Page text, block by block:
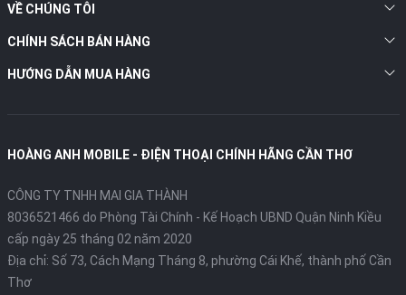
VỀ CHÚNG TÔI
CHÍNH SÁCH BÁN HÀNG
HƯỚNG DẪN MUA HÀNG
HOÀNG ANH MOBILE - ĐIỆN THOẠI CHÍNH HÃNG CẦN THƠ
CÔNG TY TNHH MAI GIA THÀNH
8036521466 do Phòng Tài Chính - Kế Hoạch UBND Quận Ninh Kiều
cấp ngày 25 tháng 02 năm 2020
Địa chỉ: Số 73, Cách Mạng Tháng 8, phường Cái Khế, thành phố Cần
Thơ